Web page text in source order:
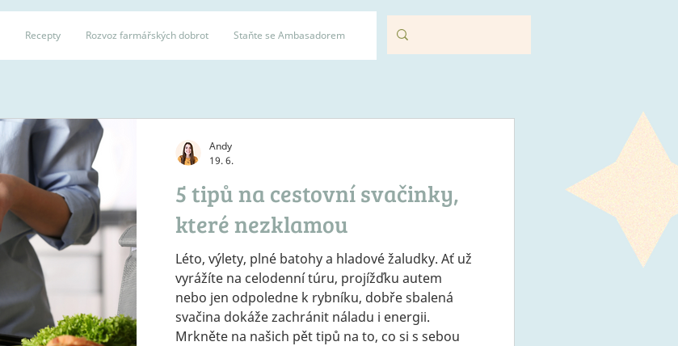
Recepty Rozvoz farmářských dobrot Staňte se Ambasadorem
5 tipů na cestovní svačinky,
které nezklamou
Léto, výlety, plné batohy a hladové žaludky. Ať už
vyrážíte na celodenní túru, projížďku autem
nebo jen odpoledne k rybníku, dobře sbalená
svačina dokáže zachránit náladu i energii.
Mrkněte na našich pět tipů na to, co si s sebou
Andy
19. 6.